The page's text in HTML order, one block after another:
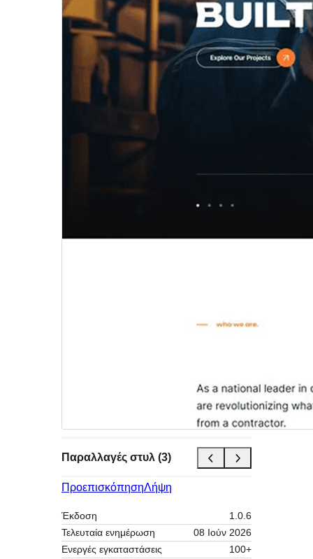
Παραλλαγές στυλ (3)
ΠροεπισκόπησηΛήψη
Έκδοση
1.0.6
Τελευταία ενημέρωση
08 Ιούν 2026
Ενεργές εγκαταστάσεις
100+